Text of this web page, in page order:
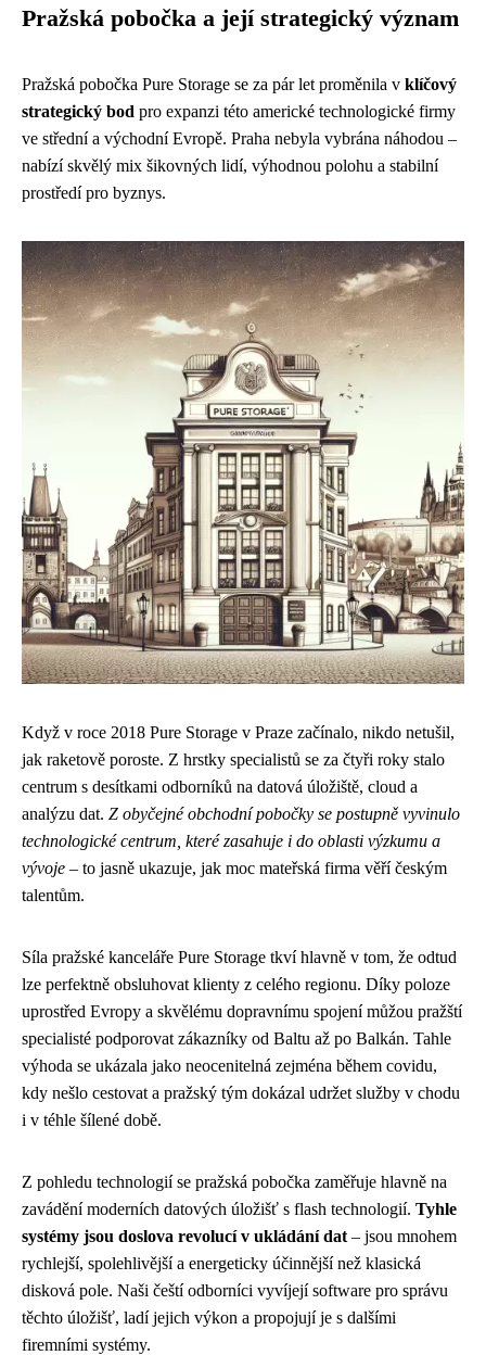
Pražská pobočka a její strategický význam
Pražská pobočka Pure Storage se za pár let proměnila v klíčový
strategický bod pro expanzi této americké technologické firmy
ve střední a východní Evropě. Praha nebyla vybrána náhodou –
nabízí skvělý mix šikovných lidí, výhodnou polohu a stabilní
prostředí pro byznys.
Když v roce 2018 Pure Storage v Praze začínalo, nikdo netušil,
jak raketově poroste. Z hrstky specialistů se za čtyři roky stalo
centrum s desítkami odborníků na datová úložiště, cloud a
analýzu dat. Z obyčejné obchodní pobočky se postupně vyvinulo
technologické centrum, které zasahuje i do oblasti výzkumu a
vývoje – to jasně ukazuje, jak moc mateřská firma věří českým
talentům.
Síla pražské kanceláře Pure Storage tkví hlavně v tom, že odtud
lze perfektně obsluhovat klienty z celého regionu. Díky poloze
uprostřed Evropy a skvělému dopravnímu spojení můžou pražští
specialisté podporovat zákazníky od Baltu až po Balkán. Tahle
výhoda se ukázala jako neocenitelná zejména během covidu,
kdy nešlo cestovat a pražský tým dokázal udržet služby v chodu
i v téhle šílené době.
Z pohledu technologií se pražská pobočka zaměřuje hlavně na
zavádění moderních datových úložišť s flash technologií. Tyhle
systémy jsou doslova revolucí v ukládání dat – jsou mnohem
rychlejší, spolehlivější a energeticky účinnější než klasická
disková pole. Naši čeští odborníci vyvíjejí software pro správu
těchto úložišť, ladí jejich výkon a propojují je s dalšími
firemními systémy.